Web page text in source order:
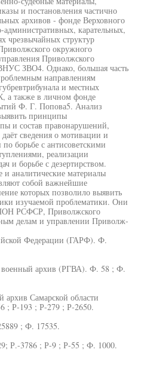
и постановления частично
архивов - фонде Верховного
карательных,
чрезвычайных структур
окружного
Приволжского
ЗВО4. Однако, большая часть
направлениям
и местных
а также в личном фонде
Ф. Г. Попова5. Анализ
принципы
и состав правонарушений,
сведения о мотивации и
борьбе с антисоветскими
реализации
и борьбе с дезертирством.
аналитические материалы
собой важнейшие
которых позволило выявить
изучаемой проблематики. Они
РСФСР, Приволжского
делам и управлении Приволж-
Федерации (ГАРФ). Ф.
военный архив (РГВА). Ф. 58 ; Ф.
архив Самарской области
Р-193 ; Р-279 ; Р-2650.
; Ф. 17535.
Р.-3786 ; Р-9 ; Р-55 ; Ф. 1000.